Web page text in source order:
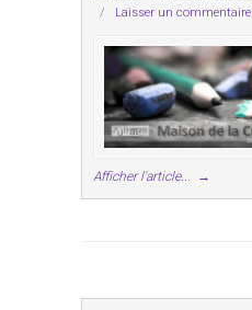
/ Laisser un commentaire
Afficher l'article... →